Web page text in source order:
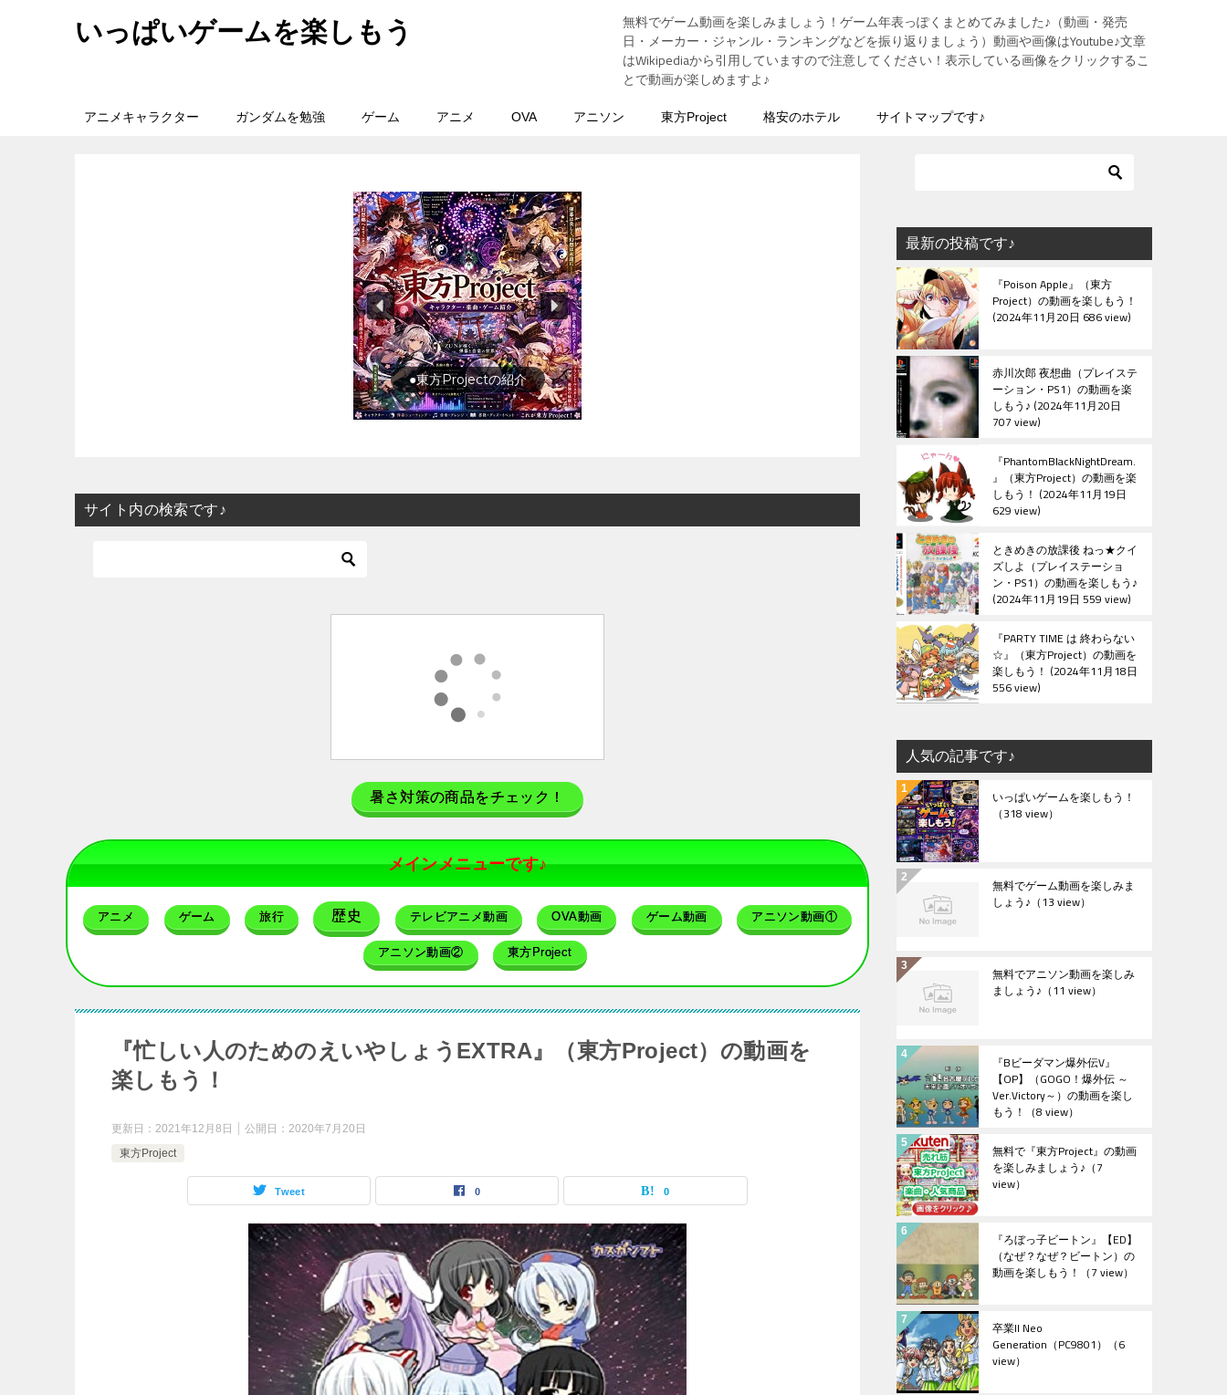
いっぱいゲームを楽しもう
無料でゲーム動画を楽しみましょう！ゲーム年表っぽくまとめてみました♪（動画・発売
日・メーカー・ジャンル・ランキングなどを振り返りましょう）動画や画像はYoutube♪文章
はWikipediaから引用していますので注意してください！表示している画像をクリックするこ
とで動画が楽しめますよ♪
アニメキャラクター ガンダムを勉強 ゲーム アニメ OVA アニソン 東方Project 格安のホテル サイトマップです♪
旅行の前に旅行先をチェック
サイト内の検索です♪
暑さ対策の商品をチェック！
メインメニューです♪
アニメ ゲーム 旅行 歴史 テレビアニメ動画 OVA動画 ゲーム動画 アニソン動画①
アニソン動画② 東方Project
『忙しい人のためのえいやしょうEXTRA』（東方Project）の動画を
楽しもう！
更新日： 2021年12月8日 公開日： 2020年7月20日
東方Project
Tweet 0 0
最新の投稿です♪
『Poison Apple』（東方
Project）の動画を楽しもう！
2024年11月20日 686 view
赤川次郎 夜想曲（プレイステ
ーション・PS1）の動画を楽
しもう♪ 2024年11月20日
707 view
『PhantomBlackNightDream.
』（東方Project）の動画を楽
しもう！ 2024年11月19日
629 view
ときめきの放課後 ねっ★クイ
ズしよ（プレイステーショ
ン・PS1）の動画を楽しもう♪
2024年11月19日 559 view
『PARTY TIME は 終わらない
☆』（東方Project）の動画を
楽しもう！ 2024年11月18日
556 view
人気の記事です♪
いっぱいゲームを楽しもう！
（318 view）
無料でゲーム動画を楽しみま
しょう♪ （13 view）
無料でアニソン動画を楽しみ
ましょう♪ （11 view）
『Bビーダマン爆外伝V』
【OP】（GOGO！爆外伝 ～
Ver.Victory～）の動画を楽し
もう！ （8 view）
無料で『東方Project』の動画
を楽しみましょう♪ （7
view）
『ろぼっ子ビートン』【ED】
（なぜ？なぜ？ビートン）の
動画を楽しもう！ （7 view）
卒業II Neo
Generation（PC9801） （6
view）